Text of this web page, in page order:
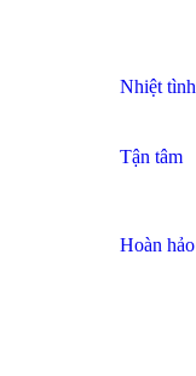
Nhiệt tình
Tận tâm
Hoàn hảo